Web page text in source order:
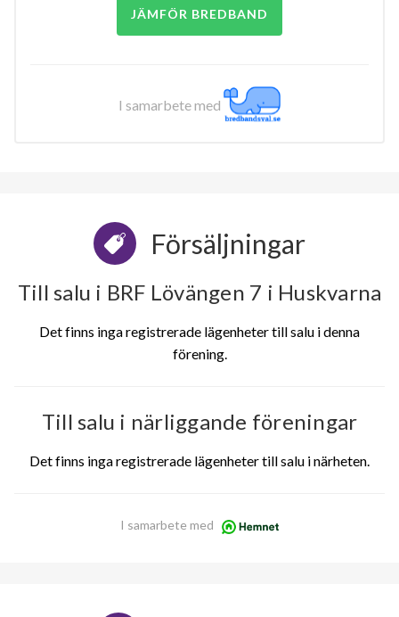
JÄMFÖR BREDBAND
I samarbete med
Försäljningar
Till salu i BRF Lövängen 7 i Huskvarna
Det finns inga registrerade lägenheter till salu i denna
förening.
Till salu i närliggande föreningar
Det finns inga registrerade lägenheter till salu i närheten.
I samarbete med